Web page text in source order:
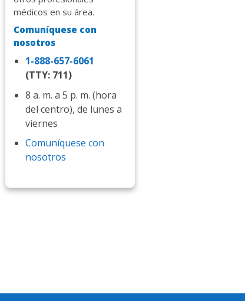
médicos en su área.
Comuníquese con
nosotros
1-888-657-6061
(TTY: 711)
8 a. m. a 5 p. m. (hora
del centro), de lunes a
viernes
Comuníquese con
nosotros